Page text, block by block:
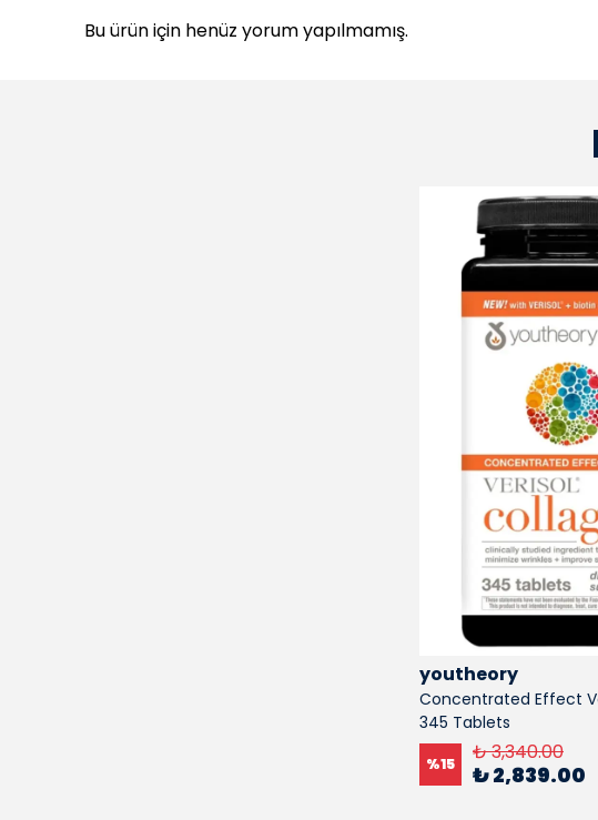
Bu ürün için henüz yorum yapılmamış.
youtheory
Concentrated Effect
345 Tablets
%15 ₺ 3,340.00
₺ 2,839.00